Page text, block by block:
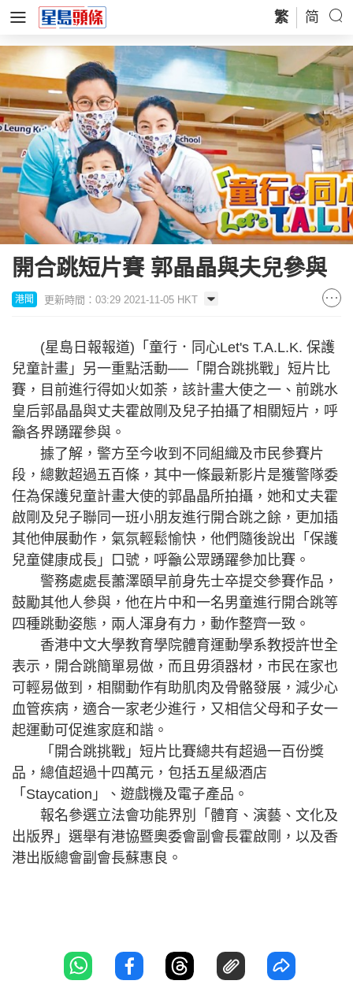
繁 简
開合跳短片賽 郭晶晶與夫兒參與
港聞 更新時間：03:29 2021-11-05 HKT
(星島日報報道)「童行．同心Let's T.A.L.K. 保護
兒童計畫」另一重點活動──「開合跳挑戰」短片比
賽，目前進行得如火如荼，該計畫大使之一、前跳水
皇后郭晶晶與丈夫霍啟剛及兒子拍攝了相關短片，呼
籲各界踴躍參與。
據了解，警方至今收到不同組織及市民參賽片
段，總數超過五百條，其中一條最新影片是獲警隊委
任為保護兒童計畫大使的郭晶晶所拍攝，她和丈夫霍
啟剛及兒子聯同一班小朋友進行開合跳之餘，更加插
其他伸展動作，氣氛輕鬆愉快，他們隨後說出「保護
兒童健康成長」口號，呼籲公眾踴躍參加比賽。
警務處處長蕭澤頤早前身先士卒提交參賽作品，
鼓勵其他人參與，他在片中和一名男童進行開合跳等
四種跳動姿態，兩人渾身有力，動作整齊一致。
香港中文大學教育學院體育運動學系教授許世全
表示，開合跳簡單易做，而且毋須器材，市民在家也
可輕易做到，相關動作有助肌肉及骨骼發展，減少心
血管疾病，適合一家老少進行，又相信父母和子女一
起運動可促進家庭和諧。
「開合跳挑戰」短片比賽總共有超過一百份獎
品，總值超過十四萬元，包括五星級酒店
「Staycation」、遊戲機及電子產品。
報名參選立法會功能界別「體育、演藝、文化及
出版界」選舉有港協暨奧委會副會長霍啟剛，以及香
港出版總會副會長蘇惠良。